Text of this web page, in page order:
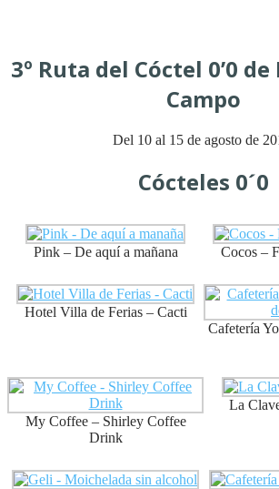
3º Ruta del Cóctel 0’0
Campo
Del 10 al 15 de agosto de
Cócteles 0´0
Pink – De aquí a mañana Cocos –
Hotel Villa de Ferias – Cacti
Cafetería
My Coffee – Shirley Coffee
Drink
La